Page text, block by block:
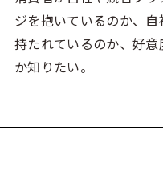
ジを抱いているのか、
持たれているのか、好
か知りたい。